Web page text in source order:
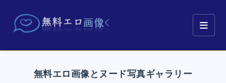
無料エロ画像とヌード写真ギャラリー